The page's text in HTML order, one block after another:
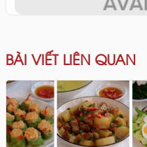
BÀI VIẾT LIÊN QUAN